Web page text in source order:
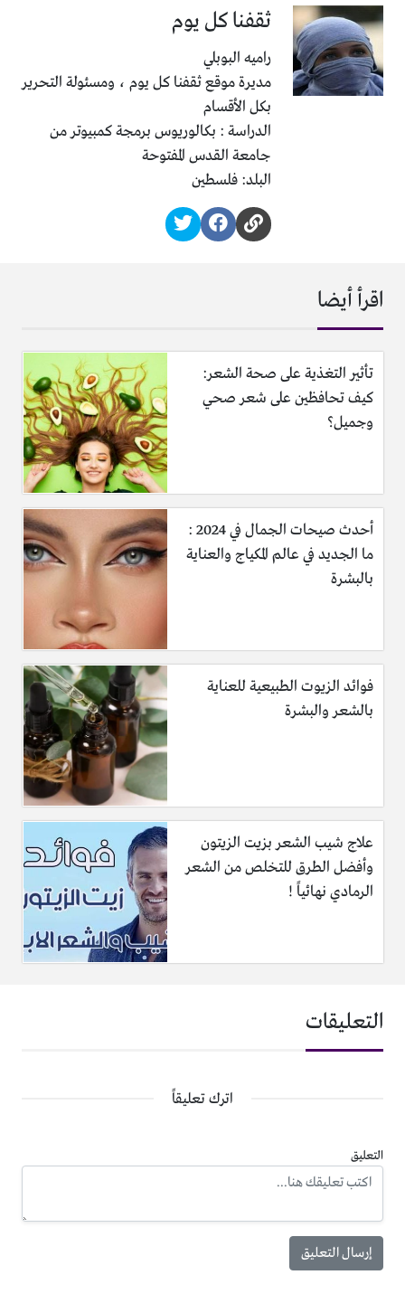
ثقفنا كل يوم
راميه البوبلي
مديرة موقع ثقفنا كل يوم ، ومسئولة التحرير
بكل الأقسام
الدراسة : بكالوريوس برمجة كمبيوتر من
جامعة القدس المفتوحة
البلد: فلسطين
اقرأ أيضا
تأثير التغذية على صحة الشعر:
كيف تحافظين على شعر صحي
وجميل؟
أحدث صيحات الجمال في 2024 :
ما الجديد في عالم المكياج والعناية
بالبشرة
فوائد الزيوت الطبيعية للعناية
بالشعر والبشرة
علاج شيب الشعر بزيت الزيتون
وأفضل الطرق للتخلص من الشعر
الرمادي نهائياً !
التعليقات
اترك تعليقاً
التعليق